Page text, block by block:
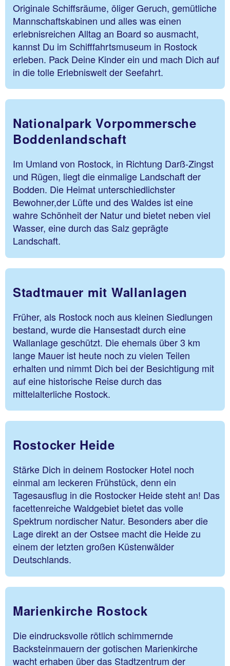
Originale Schiffsräume, öliger Geruch, gemütliche
Mannschaftskabinen und alles was einen
erlebnisreichen Alltag an Board so ausmacht,
kannst Du im Schifffahrtsmuseum in Rostock
erleben. Pack Deine Kinder ein und mach Dich auf
in die tolle Erlebniswelt der Seefahrt.
Nationalpark Vorpommersche
Boddenlandschaft
Im Umland von Rostock, in Richtung Darß-Zingst
und Rügen, liegt die einmalige Landschaft der
Bodden. Die Heimat unterschiedlichster
Bewohner,der Lüfte und des Waldes ist eine
wahre Schönheit der Natur und bietet neben viel
Wasser, eine durch das Salz geprägte
Landschaft.
Stadtmauer mit Wallanlagen
Früher, als Rostock noch aus kleinen Siedlungen
bestand, wurde die Hansestadt durch eine
Wallanlage geschützt. Die ehemals über 3 km
lange Mauer ist heute noch zu vielen Teilen
erhalten und nimmt Dich bei der Besichtigung mit
auf eine historische Reise durch das
mittelalterliche Rostock.
Rostocker Heide
Stärke Dich in deinem Rostocker Hotel noch
einmal am leckeren Frühstück, denn ein
Tagesausflug in die Rostocker Heide steht an! Das
facettenreiche Waldgebiet bietet das volle
Spektrum nordischer Natur. Besonders aber die
Lage direkt an der Ostsee macht die Heide zu
einem der letzten großen Küstenwälder
Deutschlands.
Marienkirche Rostock
Die eindrucksvolle rötlich schimmernde
Backsteinmauern der gotischen Marienkirche
wacht erhaben über das Stadtzentrum der